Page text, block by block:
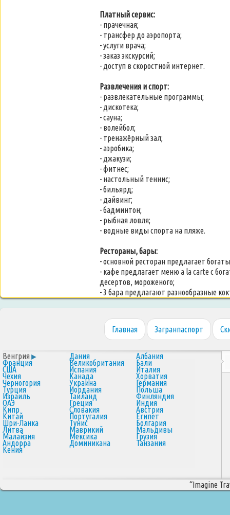
Платный сервис:
- прачечная;
- трансфер до аэропорта;
- услуги врача;
- заказ экскурсий;
- доступ в скоростной интернет.
Развлечения и спорт:
- развлекательные программы;
- дискотека;
- сауна;
- волейбол;
- тренажёрный зал;
- аэробика;
- джакузи;
- фитнес;
- настольный теннис;
- бильярд;
- дайвинг;
- бадминтон;
- рыбная ловля;
- водные виды спорта на пляже.
Рестораны, бары:
- основной ресторан предлагает
- кафе предлагает меню a la carte с
десертов, мороженого;
- 3 бара предлагают разнообразные
Главная Загранпаспорт
Венгрия Дания Албания
Франция Великобритания Бали
США Испания Италия
Чехия Канада Хорватия
Черногория Украина Германия
Турция Иордания Польша
Израиль Таиланд Финляндия
ОАЭ Греция Индия
Кипр Словакия Австрия
Китай Португалия Египет
Шри-Ланка Тунис Болгария
Литва Маврикий Мальдивы
Малайзия Мексика Грузия
Андорра Доминикана Танзания
Кения
“Imagine